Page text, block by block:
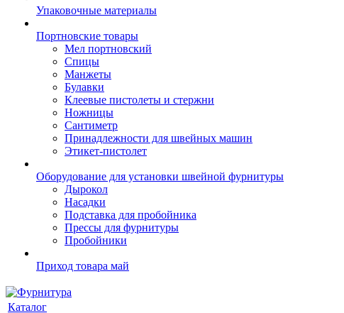
Упаковочные материалы
Портновские товары
Мел портновский
Спицы
Манжеты
Булавки
Клеевые пистолеты и стержни
Ножницы
Сантиметр
Принадлежности для швейных машин
Этикет-пистолет
Оборудование для установки швейной фурнитуры
Дырокол
Насадки
Подставка для пробойника
Прессы для фурнитуры
Пробойники
Приход товара май
Каталог